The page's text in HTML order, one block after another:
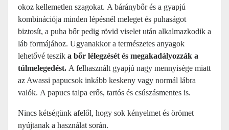
okoz kellemetlen szagokat. A báránybőr és a gyapjú
kombinációja minden lépésnél meleget és puhaságot
biztosít, a puha bőr pedig rövid viselet után alkalmazkodik a
láb formájához. Ugyanakkor a természetes anyagok
lehetővé teszik a bőr lélegzését és megakadályozzák a
túlmelegedést. A felhasznált gyapjú nagy mennyisége miatt
az Awassi papucsok inkább keskeny vagy normál lábra
valók. A papucs talpa erős, tartós és csúszásmentes is.
Nincs kétségünk afelől, hogy sok kényelmet és örömet
nyújtanak a használat során.